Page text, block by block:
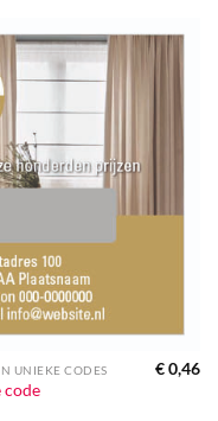
UNIEKE CODES
code
€0,46